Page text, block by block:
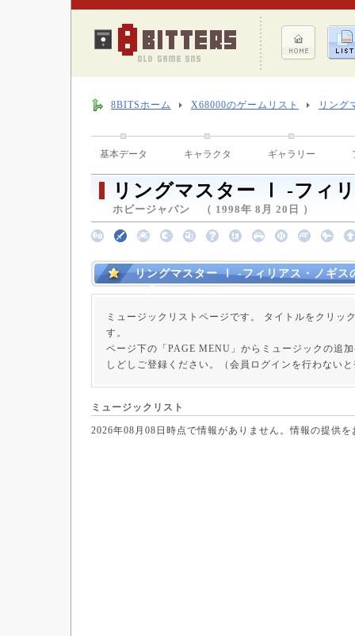
8BITSホーム X68000のゲームリスト リング
基本データ キャラクタ ギャラリー
リングマスター Ⅰ -フィ
ホビージャパン （ 1998年 8月 20日 ）
リングマスター Ⅰ -フィリアス・ノギス
ック
ミュージックリストページです。 タイトルをクリッ
す。
ページ下の「PAGE MENU」からミュージックの追
しどしご登録ください。（会員ログインを行わない
ミュージックリスト
2026年08月08日時点で情報がありません。情報の提供